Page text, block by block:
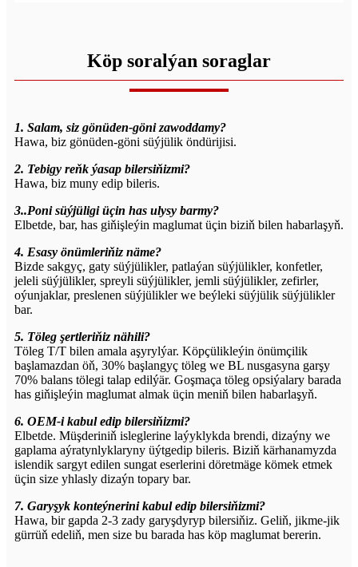
Köp soralýan soraglar
1. Salam, siz gönüden-göni zawoddamy?
Hawa, biz gönüden-göni süýjülik öndürijisi.
2. Tebigy reňk ýasap bilersiňizmi?
Hawa, biz muny edip bileris.
3..Poni süýjüligi üçin has ulysy barmy?
Elbetde, bar, has giňişleýin maglumat üçin biziň bilen habarlaşyň.
4. Esasy önümleriňiz näme?
Bizde sakgyç, gaty süýjülikler, patlaýan süýjülikler, konfetler,
jeleli süýjülikler, spreyli süýjülikler, jemli süýjülikler, zefirler,
oýunjaklar, preslenen süýjülikler we beýleki süýjülik süýjülikler
bar.
5. Töleg şertleriňiz nähili?
Töleg T/T bilen amala aşyrylýar. Köpçülikleýin önümçilik
başlamazdan öň, 30% başlangyç töleg we BL nusgasyna garşy
70% balans tölegi talap edilýär. Goşmaça töleg opsiýalary barada
has giňişleýin maglumat almak üçin meniň bilen habarlaşyň.
6. OEM-i kabul edip bilersiňizmi?
Elbetde. Müşderiniň isleglerine laýyklykda brendi, dizaýny we
gaplama aýratynlyklaryny üýtgedip bileris. Biziň kärhanamyzda
islendik sargyt edilen sungat eserlerini döretmäge kömek etmek
üçin size yhlasly dizaýn topary bar.
7. Garyşyk konteýnerini kabul edip bilersiňizmi?
Hawa, bir gapda 2-3 zady garyşdyryp bilersiňiz. Geliň, jikme-jik
gürrüň edeliň, men size bu barada has köp maglumat bererin.